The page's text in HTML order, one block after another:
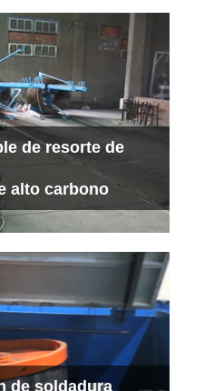
acero inoxidable
de resorte de
alto carbono
de colchón de
de soldadura